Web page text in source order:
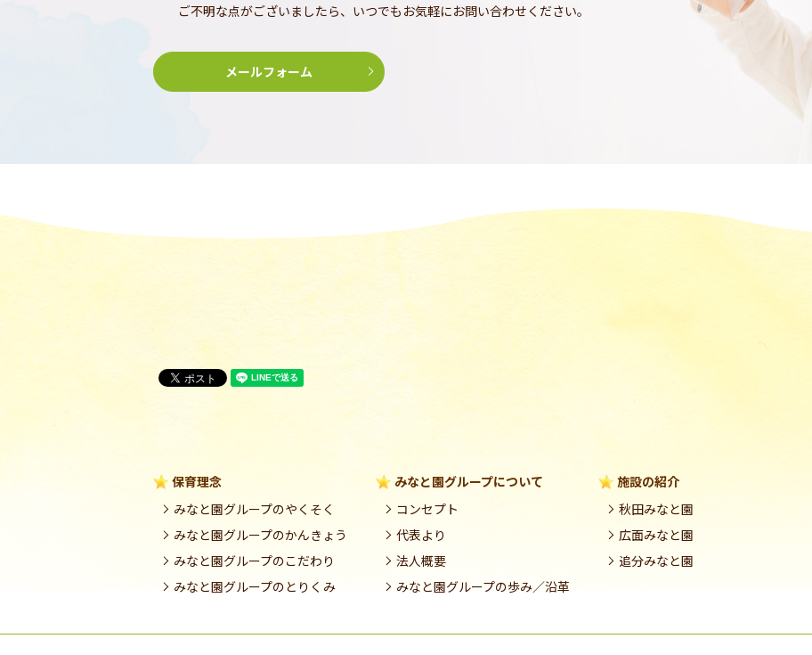
ご不明な点がございましたら、いつでもお気軽にお問い合わせください。
メールフォーム
保育理念
みなと園グループのやくそく
みなと園グループのかんきょう
みなと園グループのこだわり
みなと園グループのとりくみ
みなと園グループについて
コンセプト
代表より
法人概要
みなと園グループの歩み／沿革
施設の紹介
秋田みなと園
広面みなと園
追分みなと園